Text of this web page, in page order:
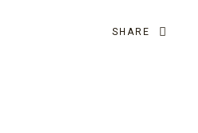
SHARE